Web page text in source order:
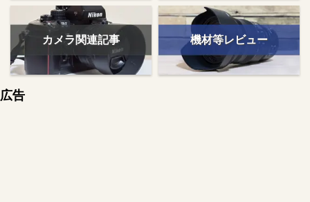
カメラ関連記事 機材等レビュー
広告